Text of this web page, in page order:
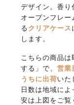
デザイン。香り
オープンフレー
る クリアケース
します。
こちらの商品
する」で、 営業
うちに出荷いた
日数は地域に
安は上図をご覧